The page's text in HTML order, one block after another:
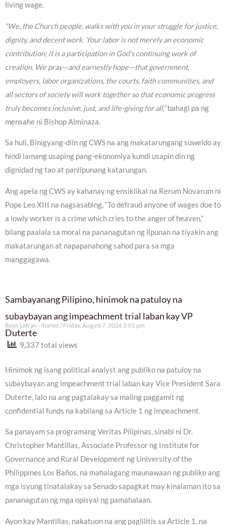
living wage.
“We, the Church people, walks with you in your struggle for justice,
dignity, and decent work. Your labor is not merely an economic
contribution; it is a participation in God’s continuing work of
creation. We pray—and earnestly hope—that government,
employers, labor organizations, the courts, faith communities, and
all sectors of society will work together so that economic progress
truly becomes inclusive, just, and life-giving for all,”bahagi pa ng
mensahe ni Bishop Alminaza.
Sa huli, Binigyang-diin ng CWS na ang makatarungang suweldo ay
hindi lamang usaping pang-ekonomiya kundi usapin din ng
dignidad ng tao at panlipunang katarungan.
Ang apela ng CWS ay kahanay ng ensiklikal na Rerum Novarum ni
Pope Leo XIII na nagsasabing, “To defraud anyone of wages due to
a lowly worker is a crime which cries to the anger of heaven,”
bilang paalala sa moral na pananagutan ng lipunan na tiyakin ang
makatarungan at napapanahong sahod para sa mga
manggagawa.
Sambayanang Pilipino, hinimok na patuloy na
subaybayan ang impeachment trial laban kay VP
Duterte
Reyn Letran - Ibañez Friday, August 7, 2026 2:01 pm
9,337 total views
Hinimok ng isang political analyst ang publiko na patuloy na
subaybayan ang impeachment trial laban kay Vice President Sara
Duterte, lalo na ang pagtalakay sa maling paggamit ng
confidential funds na kabilang sa Article 1 ng impeachment.
Sa panayam sa programang Veritas Pilipinas, sinabi ni Dr.
Christopher Mantillas, Associate Professor ng Institute for
Governance and Rural Development ng University of the
Philippines Los Baños, na mahalagang maunawaan ng publiko ang
mga isyung tinatalakay sa Senado sapagkat may kinalaman ito sa
pananagutan ng mga opisyal ng pamahalaan.
Ayon kay Mantillas, nakatuon na ang paglilitis sa Article 1, na